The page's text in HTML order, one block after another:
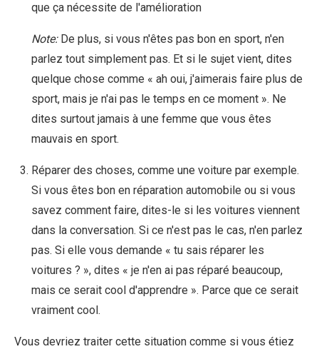
que ça nécessite de l'amélioration
Note:De plus, si vous n'êtes pas bon en sport, n'en
parlez tout simplement pas. Et si le sujet vient, dites
quelque chose comme « ah oui, j'aimerais faire plus de
sport, mais je n'ai pas le temps en ce moment ». Ne
dites surtout jamais à une femme que vous êtes
mauvais en sport.
Réparer des choses, comme une voiture par exemple.
Si vous êtes bon en réparation automobile ou si vous
savez comment faire, dites-le si les voitures viennent
dans la conversation. Si ce n'est pas le cas, n'en parlez
pas. Si elle vous demande « tu sais réparer les
voitures ? », dites « je n'en ai pas réparé beaucoup,
mais ce serait cool d'apprendre ». Parce que ce serait
vraiment cool.
Vous devriez traiter cette situation comme si vous étiez